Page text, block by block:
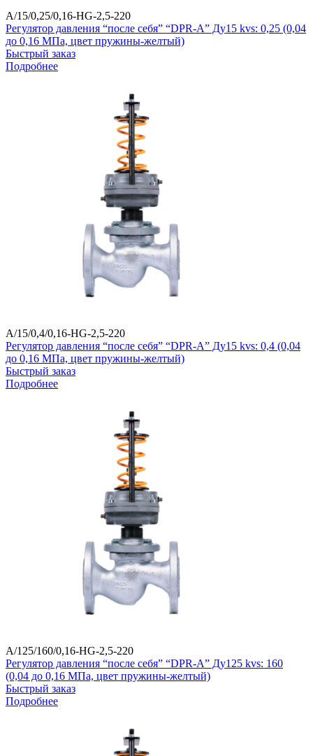
A/15/0,25/0,16-HG-2,5-220
Регулятор давления “после себя” “DPR-A” Ду15 kvs: 0,25 (0,04
до 0,16 МПа, цвет пружины-желтый)
Быстрый заказ
Подробнее
A/15/0,4/0,16-HG-2,5-220
Регулятор давления “после себя” “DPR-A” Ду15 kvs: 0,4 (0,04
до 0,16 МПа, цвет пружины-желтый)
Быстрый заказ
Подробнее
A/125/160/0,16-HG-2,5-220
Регулятор давления “после себя” “DPR-A” Ду125 kvs: 160
(0,04 до 0,16 МПа, цвет пружины-желтый)
Быстрый заказ
Подробнее